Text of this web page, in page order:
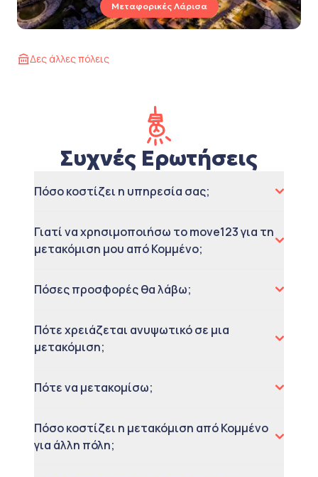
Μεταφορικές Λάρισα
Δες άλλες πόλεις
Συχνές Ερωτήσεις
Πόσο κοστίζει η υπηρεσία σας;
Γιατί να χρησιμοποιήσω το move123 για τη
μετακόμιση μου από Κομμένο;
Πόσες προσφορές θα λάβω;
Πότε χρειάζεται ανυψωτικό σε μια
μετακόμιση;
Πότε να μετακομίσω;
Πόσο κοστίζει η μετακόμιση από Κομμένο
για άλλη πόλη;